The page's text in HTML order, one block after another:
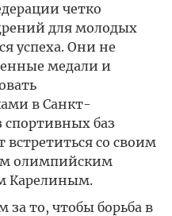
четко
для молодых
успеха. Они не
медали и
в Санкт-
спортивных баз
встретиться со своим
олимпийским
Карелиным.
то, чтобы борьба в